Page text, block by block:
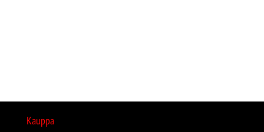
Kauppa